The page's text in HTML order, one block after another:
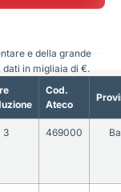
Cod.
Ateco
3 469000
e della grande
in migliaia di €.